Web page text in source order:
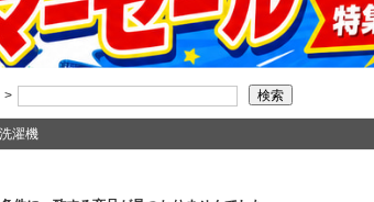
>
濯機